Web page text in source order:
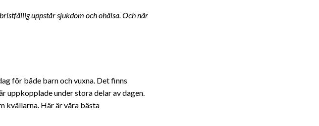
uppstår sjukdom och ohälsa. Och när
för både barn och vuxna. Det finns
uppkopplade under stora delar av dagen.
kvällarna. Här är våra bästa